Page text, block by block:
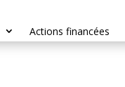
Actions financées